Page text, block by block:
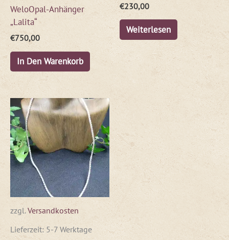
WeloOpal-Anhänger
„Lalita“
€750,00
In Den Warenkorb
€230,00
Weiterlesen
zzgl.Versandkosten
Lieferzeit: 5-7 Werktage